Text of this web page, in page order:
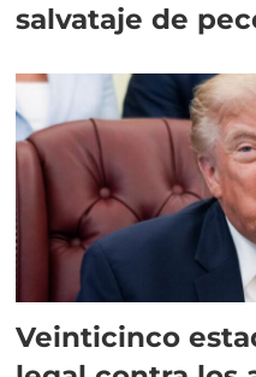
salvataje de
Veinticinco